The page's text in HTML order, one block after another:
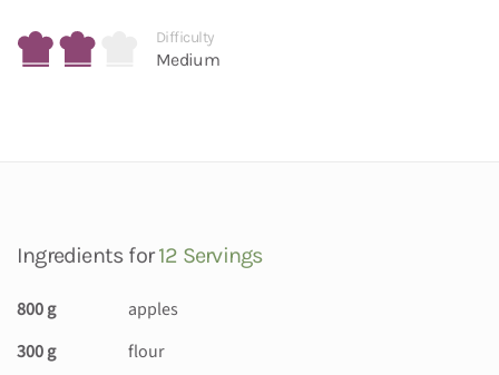
Difficulty
Medium
Ingredients for12 Servings
800 g
apples
300 g
flour